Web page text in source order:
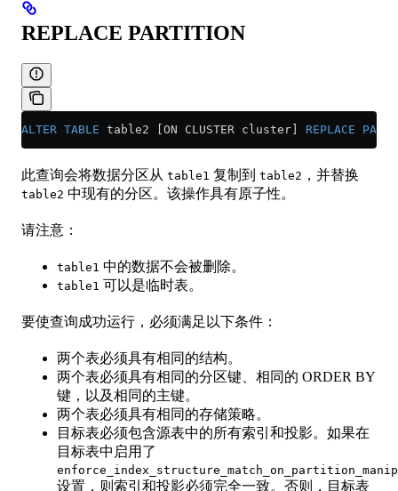
REPLACE PARTITION
ALTER TABLE table2 [ON CLUSTER cluster] REPLACE
此查询会将数据分区从 table1 复制到 table2 ，并替换
table2 中现有的分区。该操作具有原子性。
请注意：
table1 中的数据不会被删除。
table1 可以是临时表。
要使查询成功运行，必须满足以下条件：
两个表必须具有相同的结构。
两个表必须具有相同的分区键、相同的 ORDER BY
键，以及相同的主键。
两个表必须具有相同的存储策略。
目标表必须包含源表中的所有索引和投影。如果在
目标表中启用了
设置，则索引和投影必须完全一致。否则，目标表